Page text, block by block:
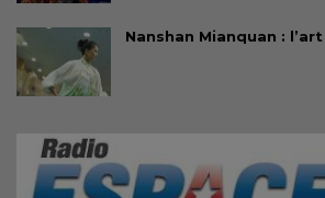
Nanshan Mianquan :